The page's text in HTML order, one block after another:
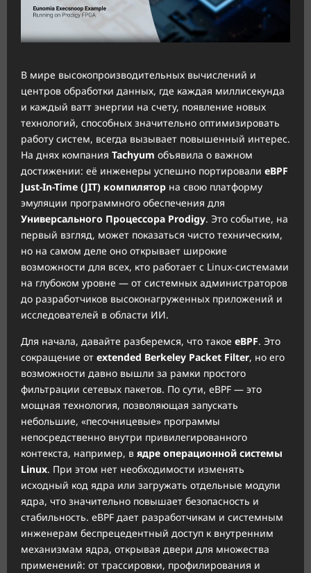
В мире высокопроизводительных вычислений и
центров обработки данных, где каждая миллисекунда
и каждый ватт энергии на счету, появление новых
технологий, способных значительно оптимизировать
работу систем, всегда вызывает повышенный интерес.
На днях компания Tachyum объявила о важном
достижении: её инженеры успешно портировали eBPF
Just-In-Time (JIT) компилятор на свою платформу
эмуляции программного обеспечения для
Универсального Процессора Prodigy. Это событие, на
первый взгляд, может показаться чисто техническим,
но на самом деле оно открывает широкие
возможности для всех, кто работает с Linux-системами
на глубоком уровне — от системных администраторов
до разработчиков высоконагруженных приложений и
исследователей в области ИИ.
Для начала, давайте разберемся, что такое eBPF. Это
сокращение от extended Berkeley Packet Filter, но его
возможности давно вышли за рамки простого
фильтрации сетевых пакетов. По сути, eBPF — это
мощная технология, позволяющая запускать
небольшие, «песочницевые» программы
непосредственно внутри привилегированного
контекста, например, в ядре операционной системы
Linux. При этом нет необходимости изменять
исходный код ядра или загружать отдельные модули
ядра, что значительно повышает безопасность и
стабильность. eBPF дает разработчикам и системным
инженерам беспрецедентный доступ к внутренним
механизмам ядра, открывая двери для множества
применений: от трассировки, профилирования и